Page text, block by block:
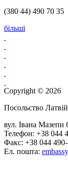
(380 44) 490 70 35
більші
Copyright © 2026
Посольство
вул. Івана Мазепи
Телефон: +38 044
Факс: +38 044
Ел. пошта: